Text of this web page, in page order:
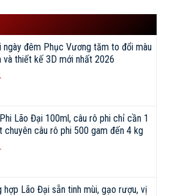
ngày đêm Phục Vương tăm to đổi màu
và thiết kế 3D mới nhất 2026
Lão Đại 100ml, câu rô phi chỉ cần 1
chuyên câu rô phi 500 gam đến 4 kg
hợp Lão Đại sẵn tinh mùi, gạo rượu, vị